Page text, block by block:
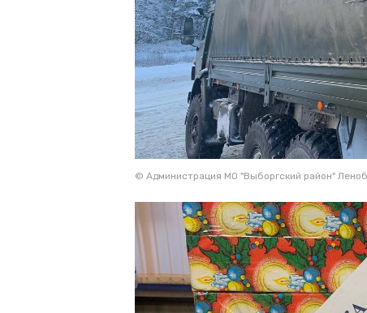
© Администрация МО "Выборгский район"